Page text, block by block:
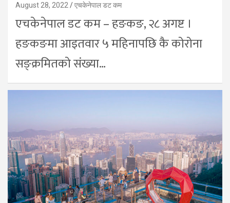
August 28, 2022 एचकेनेपाल डट कम
एचकेनेपाल डट कम – हङकङ, २८ अगष्ट ।
हङकङमा आइतवार ५ महिनापछि कै कोरोना
सङ्क्रमितको संख्या…